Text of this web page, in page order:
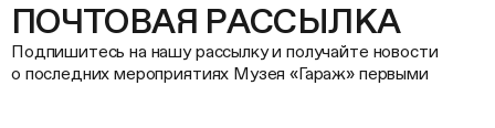
ПОЧТОВАЯ РАССЫЛКА
Подпишитесь на нашу рассылку и получайте новости
о последних мероприятиях Музея «Гараж» первыми